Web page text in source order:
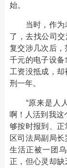
始。
当时，作为老
了，去找公司交
复交涉几次后
千元的电子设备
工资没抵成，
刑一年。
“原来是人人
啊！人活到我这
够按时报到、
区司法局副局
生活正被一团
正，但心灵却